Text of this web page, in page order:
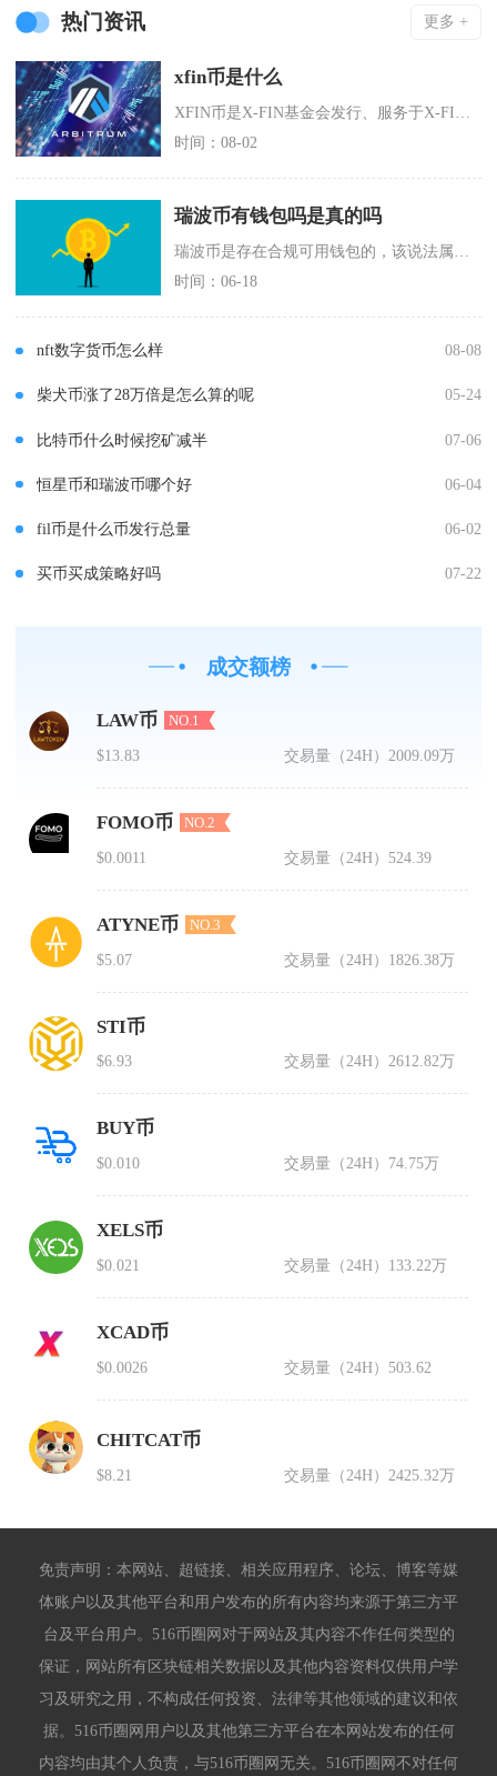
热门资讯 更多 +
xfin币是什么
时间：08-02
瑞波币有钱包吗是真的吗
时间：06-18
nft数字货币怎么样 08-08
柴犬币涨了28万倍是怎么算的呢 05-24
比特币什么时候挖矿减半 07-06
恒星币和瑞波币哪个好 06-04
fil币是什么币发行总量 06-02
买币买成策略好吗 07-22
成交额榜
LAW币 NO.1
$13.83 交易量（24H） 2009.09万
FOMO币 NO.2
$0.0011 交易量（24H） 524.39
ATYNE币 NO.3
$5.07 交易量（24H） 1826.38万
STI币
$6.93 交易量（24H）2612.82万
BUY币
$0.010 交易量（24H） 74.75万
XELS币
$0.021 交易量（24H） 133.22万
XCAD币
$0.0026 交易量（24H） 503.62
CHITCAT币
$8.21 交易量（24H）2425.32万
免责声明：本网站、超链接、相关应用程序、论坛、博客等媒
体账户以及其他平台和用户发布的所有内容均来源于第三方平
台及平台用户。516币圈网对于网站及其内容不作任何类型的
保证，网站所有区块链相关数据以及其他内容资料仅供用户学
习及研究之用，不构成任何投资、法律等其他领域的建议和依
据。516币圈网用户以及其他第三方平台在本网站发布的任何
内容均由其个人负责，与516币圈网无关。516币圈网不对任何